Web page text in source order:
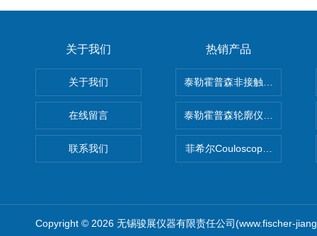
关于我们
关于我们
在线留言
联系我们
热销产品
泰勒霍普森非接触式轮廓仪
泰勒霍普森轮廓仪|TAYLOR
菲希尔Couloscope CMS2电
Copyright © 2026 无锡骏展仪器有限责任公司(www.fischer-